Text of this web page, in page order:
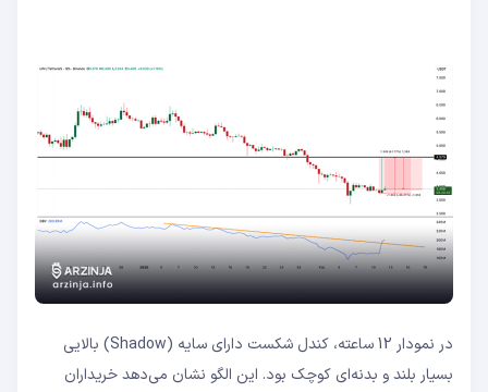
در نمودار 12 ساعته، کندل شکست دارای سایه (Shadow) بالایی
بسیار بلند و بدنه‌ای کوچک بود. این الگو نشان می‌دهد خریداران